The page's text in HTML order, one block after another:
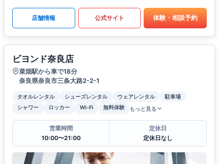
店舗情報 公式サイト 体験・相談予約
ビヨンド奈良店
菜畑駅から車で18分
奈良県奈良市三条大路2-2-1
タオルレンタル シューズレンタル ウェアレンタル
駐車場
シャワー
ロッカー Wi-Fi 無料体験 もっと見る
営業時間
10:00〜21:00
定休日
定休日なし